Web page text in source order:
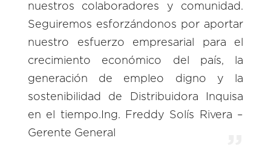
nuestros colaboradores y comunidad.
Seguiremos esforzándonos por aportar
nuestro esfuerzo empresarial para el
crecimiento económico del país, la
generación de empleo digno y la
sostenibilidad de Distribuidora Inquisa
en el tiempo.Ing. Freddy Solís Rivera –
Gerente General